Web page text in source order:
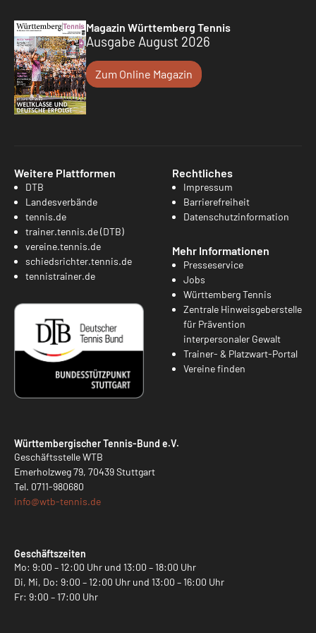
Magazin Württemberg Tennis
Ausgabe August 2026
Zum Online Magazin
Weitere Plattformen
DTB
Landesverbände
tennis.de
trainer.tennis.de (DTB)
vereine.tennis.de
schiedsrichter.tennis.de
tennistrainer.de
Rechtliches
Impressum
Barrierefreiheit
Datenschutzinformation
Mehr Informationen
Presseservice
Jobs
Württemberg Tennis
Zentrale Hinweisgeberstelle
für Prävention
interpersonaler Gewalt
Trainer- & Platzwart-Portal
Vereine finden
Württembergischer Tennis-Bund e.V.
Geschäftsstelle WTB
Emerholzweg 79, 70439 Stuttgart
Tel. 0711-980680
info@wtb-tennis.de
Geschäftszeiten
Mo: 9:00 – 12:00 Uhr und 13:00 – 18:00 Uhr
Di, Mi, Do: 9:00 – 12:00 Uhr und 13:00 – 16:00 Uhr
Fr: 9:00 – 17:00 Uhr